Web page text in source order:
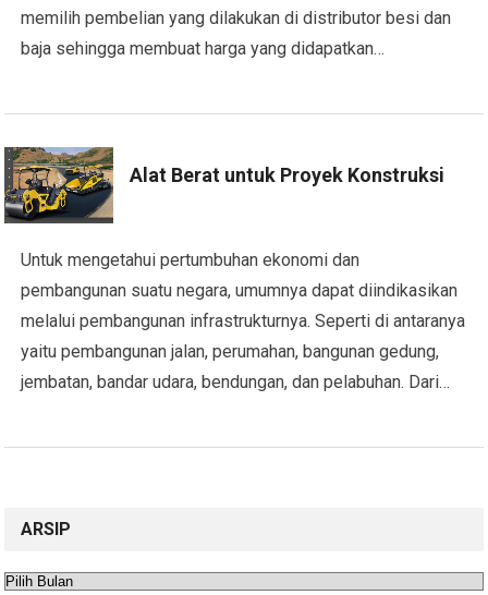
memilih pembelian yang dilakukan di distributor besi dan
baja sehingga membuat harga yang didapatkan…
Alat Berat untuk Proyek Konstruksi
Untuk mengetahui pertumbuhan ekonomi dan
pembangunan suatu negara, umumnya dapat diindikasikan
melalui pembangunan infrastrukturnya. Seperti di antaranya
yaitu pembangunan jalan, perumahan, bangunan gedung,
jembatan, bandar udara, bendungan, dan pelabuhan. Dari…
ARSIP
Arsip